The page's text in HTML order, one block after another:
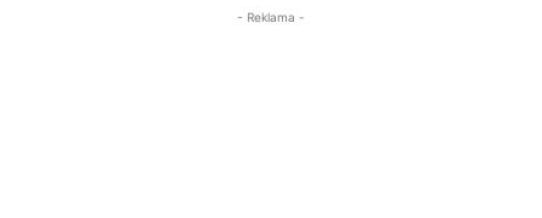
- Reklama -